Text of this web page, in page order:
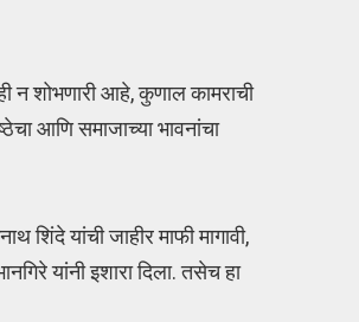
न शोभणारी आहे, कुणाल कामराची
आणि समाजाच्या भावनांचा
शिंदे यांची जाहीर माफी मागावी,
यांनी इशारा दिला. तसेच हा